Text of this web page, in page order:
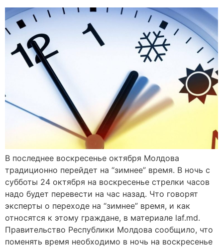
В последнее воскресенье октября Молдова
традиционно перейдет на “зимнее” время. В ночь с
субботы 24 октября на воскресенье стрелки часов
надо будет перевести на час назад. Что говорят
эксперты о переходе на “зимнее” время, и как
относятся к этому граждане, в материале laf.md.
Правительство Республики Молдова сообщило, что
поменять время необходимо в ночь на воскресенье